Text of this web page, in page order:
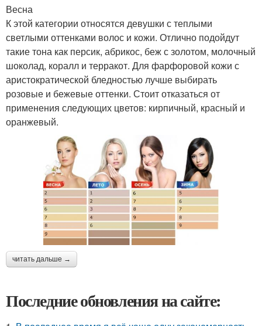
Весна
К этой категории относятся девушки с теплыми
светлыми оттенками волос и кожи. Отлично подойдут
такие тона как персик, абрикос, беж с золотом, молочный
шоколад, коралл и терракот. Для фарфоровой кожи с
аристократической бледностью лучше выбирать
розовые и бежевые оттенки. Стоит отказаться от
применения следующих цветов: кирпичный, красный и
оранжевый.
читать дальше →
Последние обновления на сайте: